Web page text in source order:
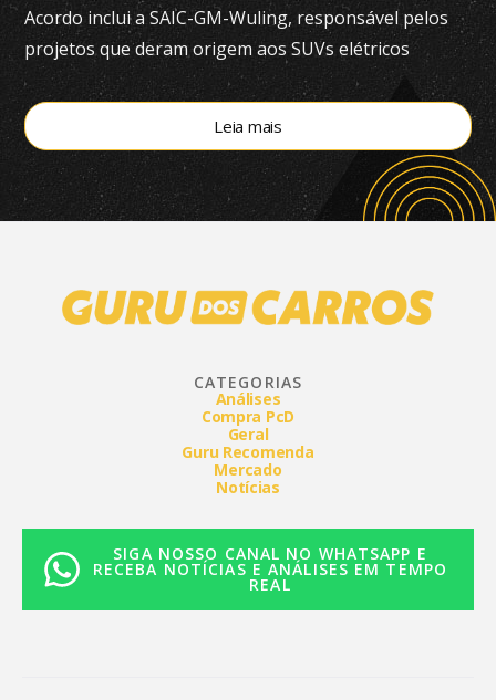
Acordo inclui a SAIC-GM-Wuling, responsável pelos
projetos que deram origem aos SUVs elétricos
vendidos atualmente no Brasil
Leia mais
CATEGORIAS
Análises
Compra PcD
Geral
Guru Recomenda
Mercado
Notícias
SIGA NOSSO CANAL NO WHATSAPP E
RECEBA NOTÍCIAS E ANÁLISES EM TEMPO
REAL